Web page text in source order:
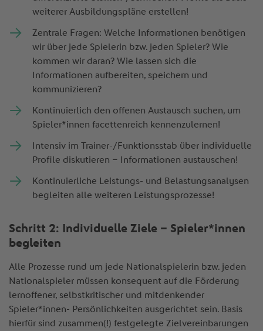
weiterer Ausbildungspläne erstellen!
Zentrale Fragen: Welche Informationen benötigen
wir über jede Spielerin bzw. jeden Spieler? Wie
kommen wir daran? Wie lassen sich die
Informationen aufbereiten, speichern und
kommunizieren?
Kontinuierlich den offenen Austausch suchen, um
Spieler*innen facettenreich kennenzulernen!
Intensiv im Trainer-/Funktionsstab über individuelle
Profile diskutieren – Informationen austauschen!
Kontinuierliche Leistungs- und Belastungsanalysen
begleiten alle weiteren Leistungsprozesse!
Schritt 2: Individuelle Ziele – Spieler*innen
begleiten
Alle Prozesse rund um jede Nationalspielerin bzw. jeden
Nationalspieler müssen konsequent auf die Förderung
lernoffener, selbstkritischer und mitdenkender
Spieler*innen- Persönlichkeiten ausgerichtet sein. Basis
hierfür sind zusammen(!) festgelegte Zielvereinbarungen